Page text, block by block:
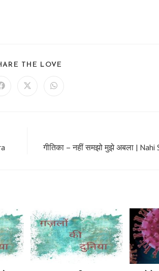
THE LOVE
Opens Opens Opens
गीतिका – नहीं समझो मुझे अबला |